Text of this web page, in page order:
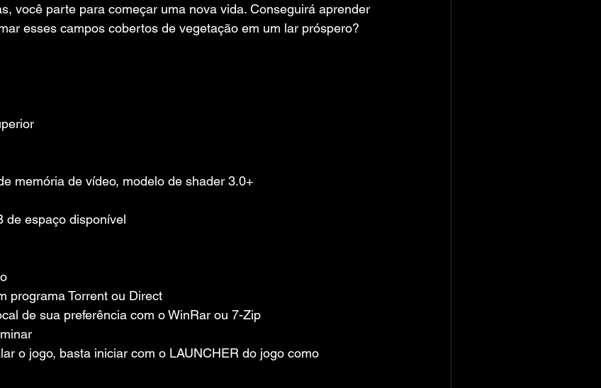
você parte para começar uma nova vida. Conseguirá aprender
esses campos cobertos de vegetação em um lar próspero?
memória de vídeo, modelo de shader 3.0+
de espaço disponível
programa Torrent ou Direct
de sua preferência com o WinRar ou 7-Zip
o jogo, basta iniciar com o LAUNCHER do jogo como